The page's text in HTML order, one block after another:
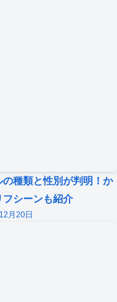
種類と性別が判明！か
シーンも紹介
月20日